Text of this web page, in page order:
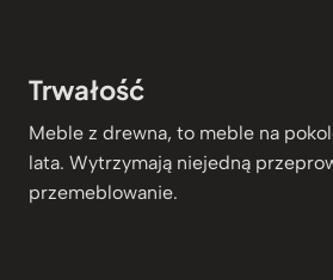
Trwałość
Meble z drewna, to meble na
lata. Wytrzymają niejedną
przemeblowanie.